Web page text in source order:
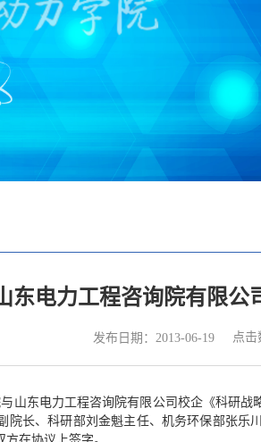
东电力工程咨询院有限公
发布日期：2013-06-19 点击
山东电力工程咨询院有限公司校企《科研
院长、科研部刘金魁主任、机务环保部张